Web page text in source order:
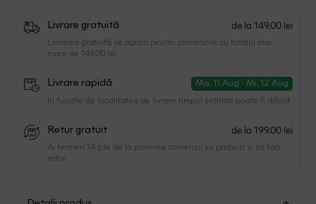
Livrare gratuită de la 149.00 lei
Livrarea gratuită se aplica pentru comenzile cu totalul mai
mare de 149.00 lei
Livrare rapidă Ma, 11 Aug - Mi, 12 Aug
In functie de localitatea de livrare timpul estimat poate fi diferit.
Retur gratuit de la 199.00 lei
Ai termen 14 zile de la primirea comenzii sa probezi si sa faci
retur.